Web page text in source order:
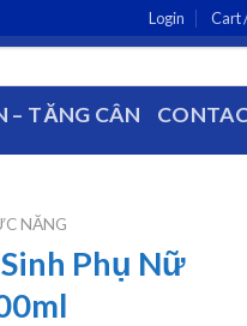
Login Cart
– TĂNG CÂN
NĂNG
Phụ Nữ